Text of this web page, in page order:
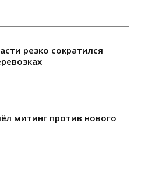
резко сократился
митинг против нового